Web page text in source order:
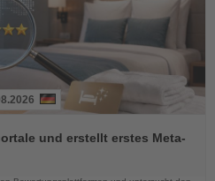
und erstellt erstes Meta-